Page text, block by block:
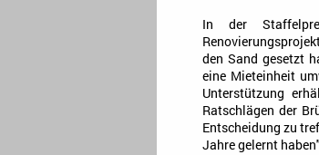
In der
den Sand gesetzt
eine Mieteinheit
Unterstützung
Ratschlägen der
Entscheidung zu
Jahre gelernt